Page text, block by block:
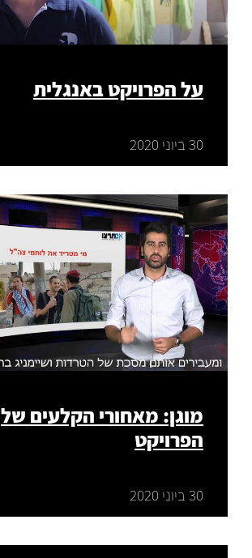
על הפרויקט באנגלית
30 ביוני 2020
מוגן: מאחורי הקלעים של
הפרויקט
30 ביוני 2020